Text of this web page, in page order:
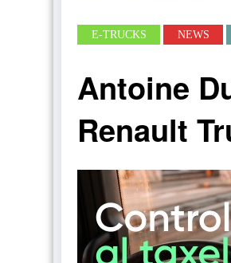
E-TRUCKS NEWS
Antoine
Renault